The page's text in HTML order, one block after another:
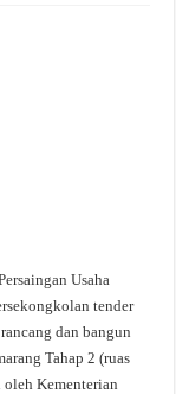
Usaha
tender
dan bangun
Tahap 2 (ruas
Kementerian